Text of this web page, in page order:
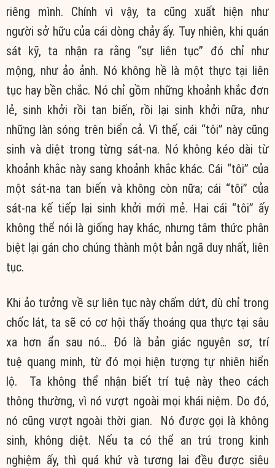
riêng mình. Chính vì vậy, ta cũngxuất hiện như
người sở hữu của cái dòng chảy ấy. Tuy nhiên, khi quán
sát kỹ, ta nhận rarằng “sự liên tục” đó chỉ như
mộng, như ảo ảnh. Nó không hề là một thực tại liên
tục hay bền chắc. Nó chỉ gồm những khoảnh khắc đơn
lẻ, sinh khởi rồi tan biến, rồi lại sinh khởi nữa, như
những làn sóng trên biển cả. Vì thế, cái “tôi” này cũng
sinh và diệt trong từng sát-na. Nó không kéo dài từ
khoảnh khắc này sang khoảnh khắc khác. Cái “tôi” của
một sát-na tan biến và không còn nữa; cái “tôi” của
sát-na kế tiếp lại sinh khởi mới mẻ. Hai cái “tôi” ấy
không thể nói là giống hay khác, nhưng tâm thức phân
biệt lại gán cho chúng thành một bản ngã duy nhất, liên
tục.
Khi ảo tưởng về sự liên tục này chấm dứt, dù chỉ trong
chốc lát, ta sẽ có cơ hội thấy thoáng qua thực tại sâu
xa hơn ẩn sau nó… Đó là bản giácnguyên sơ, trí
tuệ quang minh, từ đó mọi hiện tượng tự nhiên hiển
lộ. Ta không thể nhận biết trí tuệ này theo cách
thông thường, vì nó vượt ngoài mọi khái niệm. Do đó,
nó cũng vượt ngoài thời gian. Nó được gọi là không
sinh, không diệt. Nếu ta có thể an trú trong kinh
nghiệm ấy, thì quá khứvà tương lai đều được siêu